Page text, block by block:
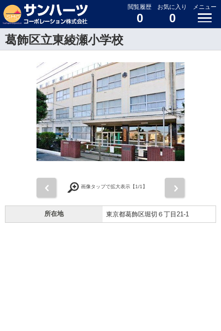
閲覧履歴
0
お気に入り
0
メニュー
葛飾区立東綾瀬小学校
画像タップで拡大表示【1/1】
所在地 東京都葛飾区堀切６丁目21-1